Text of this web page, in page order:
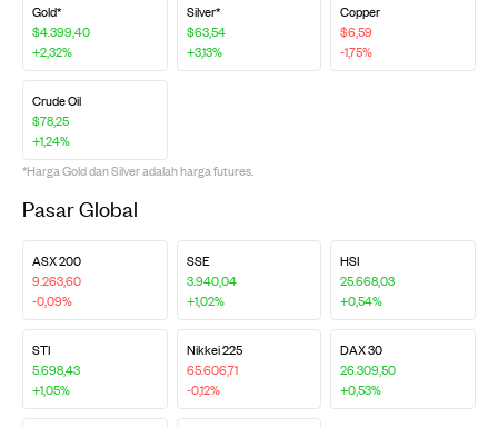
Gold*
$4.399,40
+2,32%
Silver*
$63,54
+3,13%
Copper
$6,59
-1,75%
Crude Oil
$78,25
+1,24%
*Harga Gold dan Silver adalah harga futures.
Pasar Global
ASX 200
9.263,60
-0,09%
SSE
3.940,04
+1,02%
HSI
25.668,03
+0,54%
STI
5.698,43
+1,05%
Nikkei 225
65.606,71
-0,12%
DAX 30
26.309,50
+0,53%